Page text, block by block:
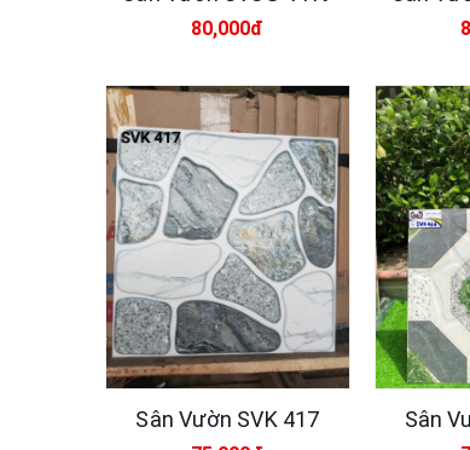
80,000đ
Sân Vườn SVK 417 Sân